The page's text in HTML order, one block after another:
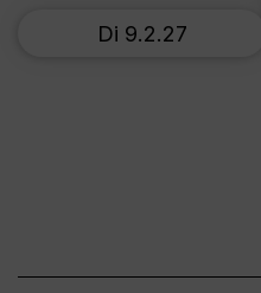
Di 9.2.27